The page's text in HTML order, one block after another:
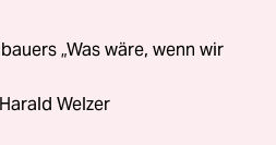
„Was wäre, wenn wir
Welzer